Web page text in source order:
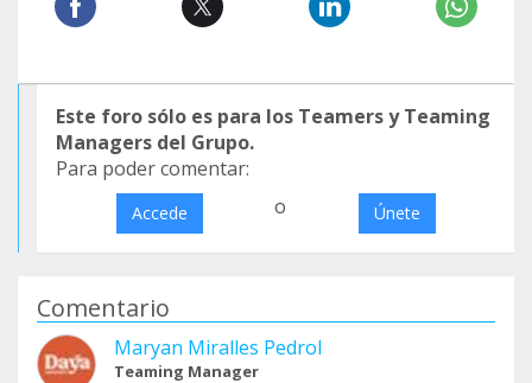
Este foro sólo es para los Teamers y Teaming
Managers del Grupo.
Para poder comentar:
Accede o Únete
Comentario
Maryan Miralles Pedrol
Teaming Manager